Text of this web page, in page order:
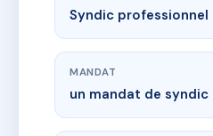
Syndic professionnel
MANDAT
un mandat de syndic